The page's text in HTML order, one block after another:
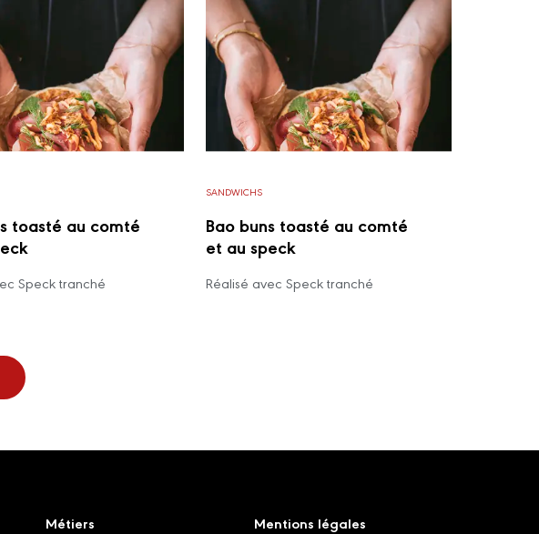
toasté au comté
Speck tranché
SANDWICHS
Bao buns toasté au comté
et au speck
Réalisé avec Speck tranché
Métiers Mentions légales